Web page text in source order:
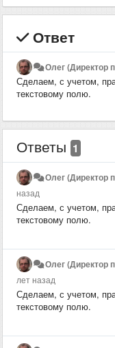
Ответ
Олег (Директор
Сделаем, с учетом,
текстовому полю.
Ответы 1
Олег (Директор
назад
Сделаем, с учетом,
текстовому полю.
Олег (Директор
лет назад
Сделаем, с учетом,
текстовому полю.